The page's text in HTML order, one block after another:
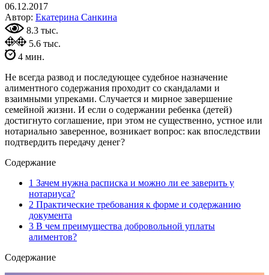
06.12.2017
Автор: Екатерина Санкина
8.3 тыс.
5.6 тыс.
4 мин.
Не всегда развод и последующее судебное назначение
алиментного содержания проходит со скандалами и
взаимными упреками. Случается и мирное завершение
семейной жизни. И если о содержании ребенка (детей)
достигнуто соглашение, при этом не существенно, устное или
нотариально заверенное, возникает вопрос: как впоследствии
подтвердить передачу денег?
Содержание
1 Зачем нужна расписка и можно ли ее заверить у
нотариуса?
2 Практические требования к форме и содержанию
документа
3 В чем преимущества добровольной уплаты
алиментов?
Содержание